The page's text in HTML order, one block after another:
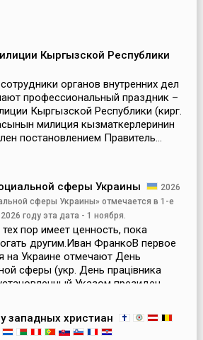
Кыргызской Республики
органов внутренних дел
профессиональный праздник –
Кыргызской Республики (кирг.
милиция кызматкерлеринин
постановлением Правитель...
сферы Украины
2026
сферы Украины» отмечается в 1-е
году эта дата - 1 ноября.
пор имеет ценность, пока
другим.Иван ФранкоВ первое
на Украине отмечают День
сферы (укр. День працівника
Указом президен...
западных христиан